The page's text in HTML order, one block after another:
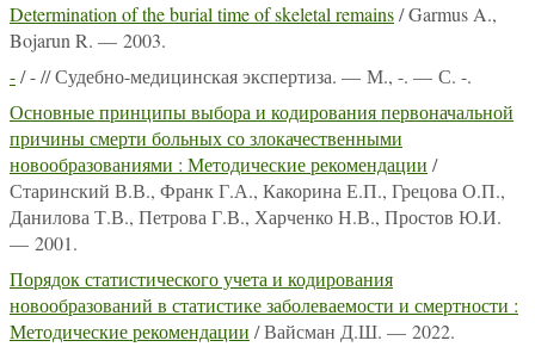
Determination of the burial time of skeletal remains/ Garmus A.,
Bojarun R. — 2003.
-/ - // Судебно-медицинская экспертиза. — М., -. — С. -.
Основные принципы выбора и кодирования первоначальной
причины смерти больных со злокачественными
новообразованиями : Методические рекомендации /
Старинский В.В., Франк Г.А., Какорина Е.П., Грецова О.П.,
Данилова Т.В., Петрова Г.В., Харченко Н.В., Простов Ю.И.
— 2001.
Порядок статистического учета и кодирования
новообразований в статистике заболеваемости и смертности :
Методические рекомендации / Вайсман Д.Ш. — 2022.